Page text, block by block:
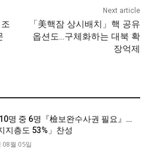
Next article
「美핵잠 상시배치」핵 공유
옵션도…구체화하는 대북 확
장억제
명 중 6명『檢보완수사권 필요』…
지층도 53%」찬성
08월 05일